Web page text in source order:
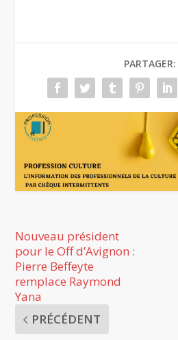
PARTAGER:
Nouveau président
pour le Off d’Avignon :
Pierre Beffeyte
remplace Raymond
Yana
PRÉCÉDENT